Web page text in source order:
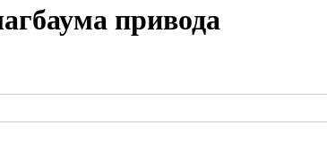
привода